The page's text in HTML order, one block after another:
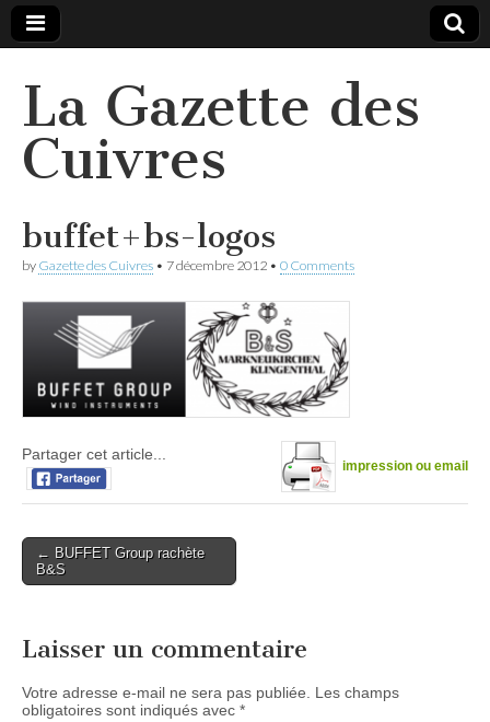
La Gazette des
Cuivres
buffet+bs-logos
by Gazette des Cuivres • 7 décembre 2012 • 0 Comments
impression ou email
Partager cet article...
Post
navigation
← BUFFET Group rachète
B&S
Laisser un commentaire
Votre adresse e-mail ne sera pas publiée. Les champs
obligatoires sont indiqués avec *